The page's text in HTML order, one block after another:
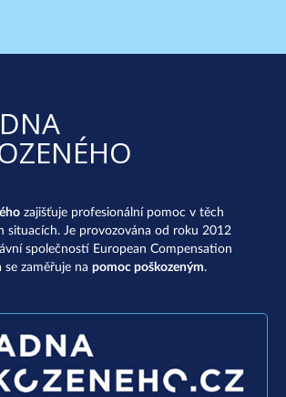
zajišťuje profesionální pomoc v těch
situacích. Je provozována od roku 2012
společností European Compensation
se zaměřuje na pomoc poškozeným.